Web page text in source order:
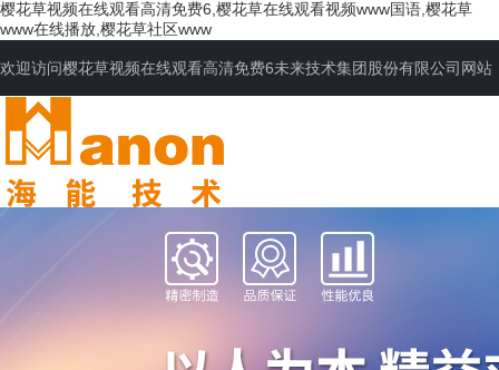
樱花草视频在线观看高清免费6,樱花草在线观看视频www国语,樱花草
www在线播放,樱花草社区www
欢迎访问樱花草视频在线观看高清免费6未来技术集团股份有限公司网站
网站首页